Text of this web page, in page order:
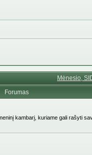
Mėnesio,
Forumas
kambarį, kuriame gali rašyti